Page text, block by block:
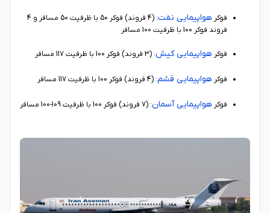
فوکر هواپیمایی نفت
: (4 فروند) فوکر 50 با ظرفیت 50 مسافر و 4
فروند فوکر 100 با ظرفیت 100 مسافر
فوکر هواپیمایی کیش: (3 فروند) فوکر 100 با ظرفیت 117 مسافر
فوکر هواپیمایی قشم: (4 فروند) فوکر 100 با ظرفیت 117 مسافر
فوکر هواپیمایی آسمان: (7 فروند) فوکر 100 با ظرفیت 109-100 مسافر